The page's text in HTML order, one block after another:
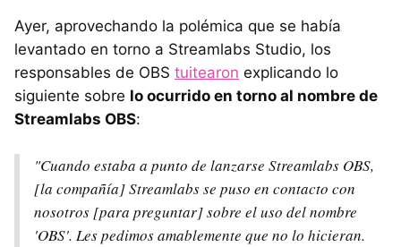
Ayer, aprovechando la polémica que se había
levantado en torno a Streamlabs Studio, los
responsables de OBS tuitearon explicando lo
siguiente sobre lo ocurrido en torno al nombre de
Streamlabs OBS:
"Cuando estaba a punto de lanzarse Streamlabs OBS,
[la compañía] Streamlabs se puso en contacto con
nosotros [para preguntar] sobre el uso del nombre
'OBS'. Les pedimos amablemente que no lo hicieran.